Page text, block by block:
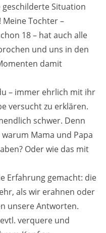
geschilderte Situation
Tochter –
18 – hat auch alle
und uns in den
damit
– immer ehrlich mit ihr
versucht zu erklären.
schwer. Denn
Mama und Papa
Oder wie das mit
Erfahrung gemacht: die
als wir erahnen oder
unsere Antworten.
verquere und